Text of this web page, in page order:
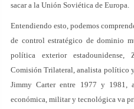
sacar a la Unión Soviética de Europa.
Entendiendo esto, podemos
de control estratégico de dominio
política exterior estadounidense,
Comisión Trilateral, analista político
Jimmy Carter entre 1977 y 1981,
económica, militar y tecnológica va